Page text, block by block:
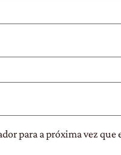
para a próxima vez que